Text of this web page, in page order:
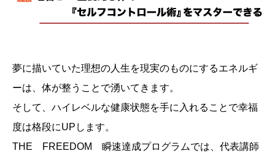
夢に描いていた理想の人生を現実のものにするエネルギ
ーは、体が整うことで湧いてきます。
そして、ハイレベルな健康状態を手に入れることで幸福
度は格段にUPします。
THE FREEDOM 瞬速達成プログラムでは、代表講師